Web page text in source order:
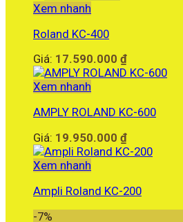
Xem nhanh
Roland KC-400
Giá: 17.590.000 ₫
Xem nhanh
AMPLY ROLAND KC-600
Giá: 19.950.000 ₫
Xem nhanh
Ampli Roland KC-200
-7%